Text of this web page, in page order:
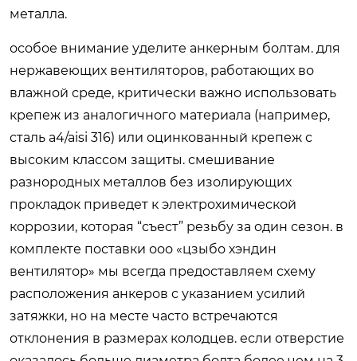
металла.
особое внимание уделите анкерным болтам. для
нержавеющих вентиляторов, работающих во
влажной среде, критически важно использовать
крепеж из аналогичного материала (например,
сталь a4/aisi 316) или оцинкованный крепеж с
высоким классом защиты. смешивание
разнородных металлов без изолирующих
прокладок приведет к электрохимической
коррозии, которая “съест” резьбу за один сезон. в
комплекте поставки ооо «цзыбо хэндин
вентилятор» мы всегда предоставляем схему
расположения анкеров с указанием усилий
затяжки, но на месте часто встречаются
отклонения в размерах колодцев. если отверстие